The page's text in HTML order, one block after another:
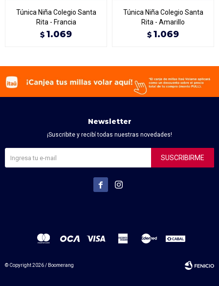
Túnica Niña Colegio Santa
Rita - Francia
$ 1.069
Túnica Niña Colegio Santa
Rita - Amarillo
$ 1.069
Newsletter
¡Suscribite y recibí todas nuestras novedades!
SUSCRIBIRME
 
© Copyright 2026 / Boomerang